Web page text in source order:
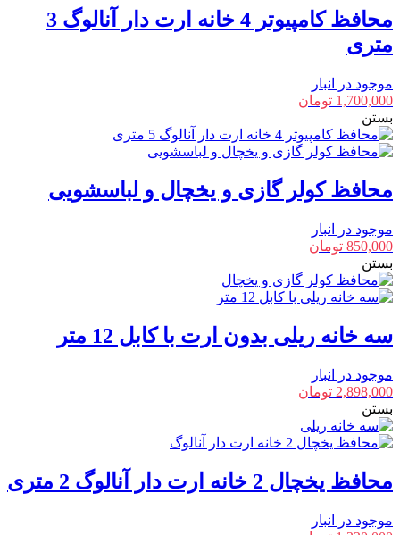
محافظ کامپیوتر 4 خانه ارت دار آنالوگ 3
متری
موجود در انبار
1,700,000 تومان
بستن
محافظ کولر گازی و یخچال و لباسشویی
موجود در انبار
850,000 تومان
بستن
سه خانه ریلی بدون ارت با کابل 12 متر
موجود در انبار
2,898,000 تومان
بستن
محافظ یخچال 2 خانه ارت دار آنالوگ 2 متری
موجود در انبار